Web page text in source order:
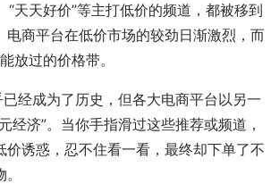
“天天好价”等主打低价的频道，都被移到
电商平台在低价市场的较劲日渐激烈，而
放过的价格带。
已经成为了历史，但各大电商平台以另一
经济”。当你手指滑过这些推荐或频道，
价诱惑，忍不住看一看，最终却下单了不